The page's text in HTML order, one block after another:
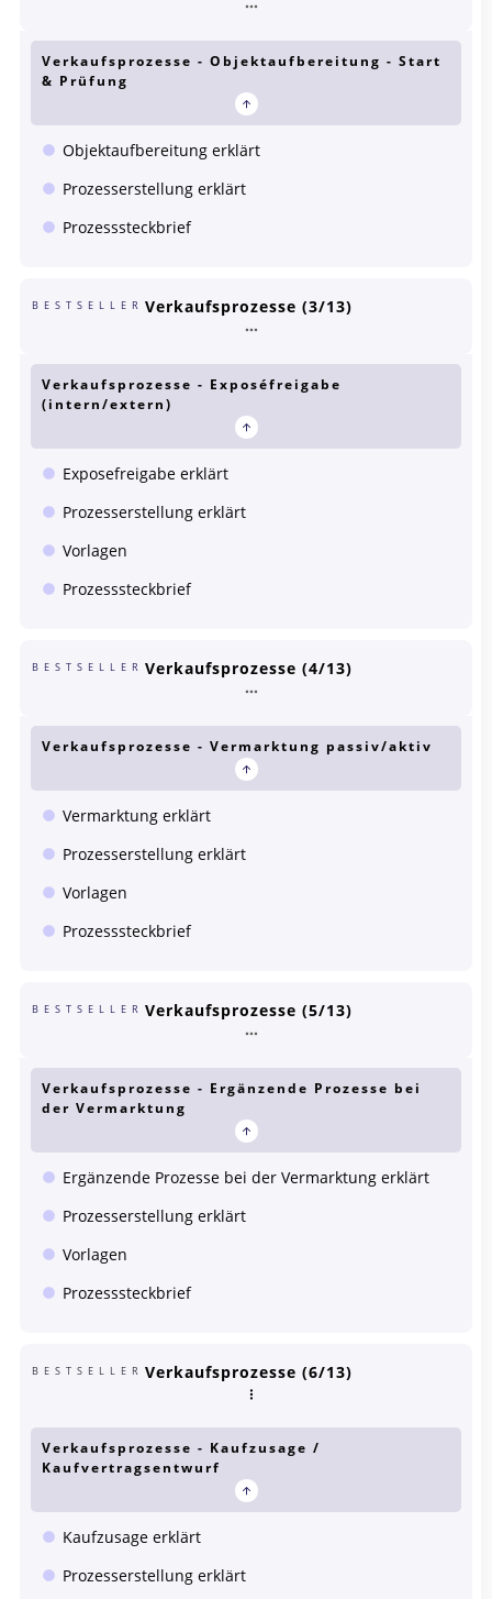
Verkaufsprozesse - Objektaufbereitung - Start
& Prüfung
Objektaufbereitung erklärt
Prozesserstellung erklärt
Prozesssteckbrief
BESTSELLER Verkaufsprozesse (3/13)
Verkaufsprozesse - Exposéfreigabe
(intern/extern)
Exposefreigabe erklärt
Prozesserstellung erklärt
Vorlagen
Prozesssteckbrief
BESTSELLER Verkaufsprozesse (4/13)
Verkaufsprozesse - Vermarktung passiv/aktiv
Vermarktung erklärt
Prozesserstellung erklärt
Vorlagen
Prozesssteckbrief
BESTSELLER Verkaufsprozesse (5/13)
Verkaufsprozesse - Ergänzende Prozesse bei
der Vermarktung
Ergänzende Prozesse bei der Vermarktung erklärt
Prozesserstellung erklärt
Vorlagen
Prozesssteckbrief
BESTSELLER Verkaufsprozesse (6/13)
Verkaufsprozesse - Kaufzusage /
Kaufvertragsentwurf
Kaufzusage erklärt
Prozesserstellung erklärt